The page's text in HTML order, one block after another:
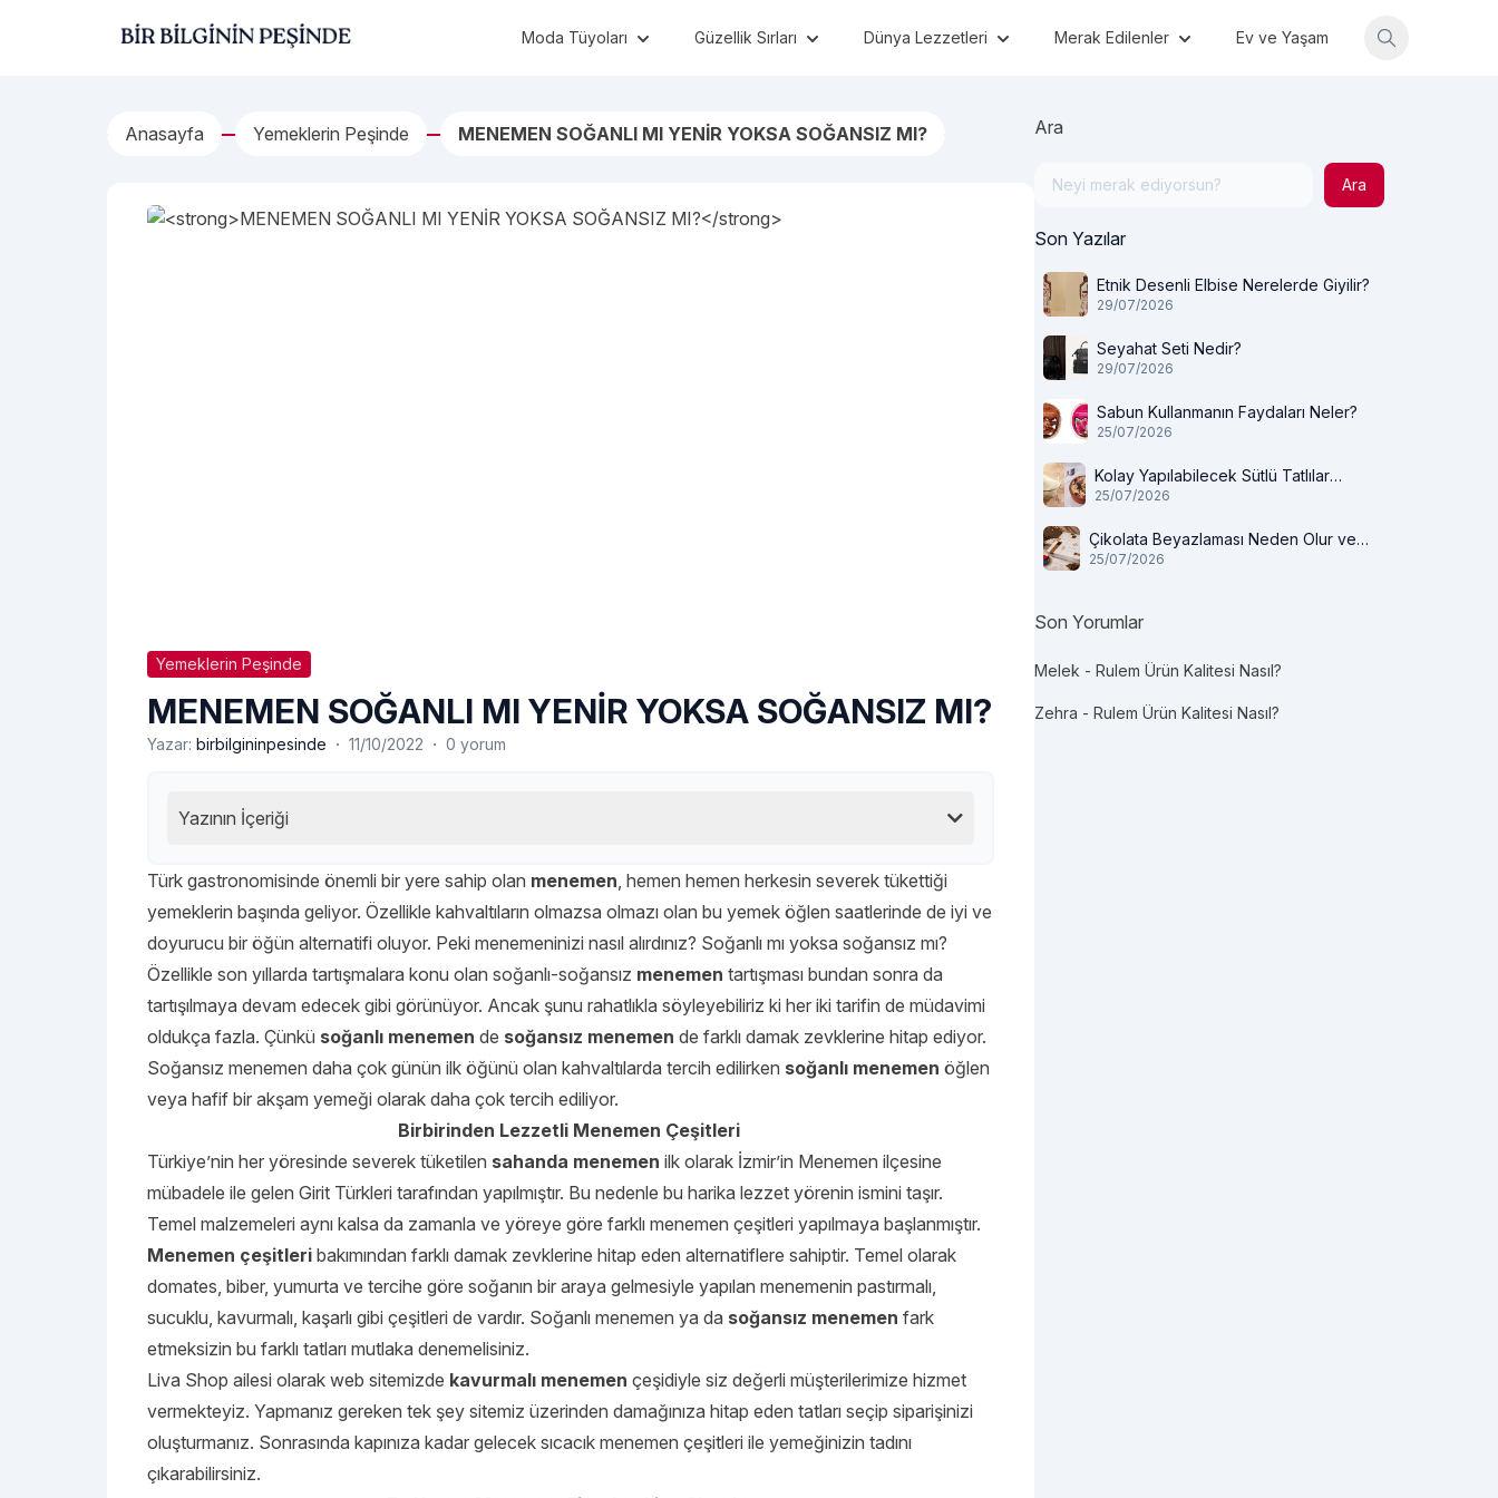
Bir Bilginin Peşinde! Moda Tüyoları Güzellik Sırları Dünya Lezzetleri Merak Edilenler Ev ve Yaşam
Anasayfa Yemeklerin Peşinde MENEMEN SOĞANLI MI YENİR YOKSA SOĞANSIZ MI?
Yemeklerin Peşinde
MENEMEN SOĞANLI MI YENİR YOKSA SOĞANSIZ MI?
Yazar: birbilgininpesinde · 11/10/2022 · 0 yorum
Yazının İçeriği
Türk gastronomisinde önemli bir yere sahip olan menemen, hemen hemen herkesin severek tükettiği
yemeklerin başında geliyor. Özellikle kahvaltıların olmazsa olmazı olan bu yemek öğlen saatlerinde de iyi ve
doyurucu bir öğün alternatifi oluyor. Peki menemeninizi nasıl alırdınız? Soğanlı mı yoksa soğansız mı?
Özellikle son yıllarda tartışmalara konu olan soğanlı-soğansız menemen tartışması bundan sonra da
tartışılmaya devam edecek gibi görünüyor. Ancak şunu rahatlıkla söyleyebiliriz ki her iki tarifin de müdavimi
oldukça fazla. Çünkü soğanlı menemen de soğansız menemen de farklı damak zevklerine hitap ediyor.
Soğansız menemen daha çok günün ilk öğünü olan kahvaltılarda tercih edilirken soğanlı menemen öğlen
veya hafif bir akşam yemeği olarak daha çok tercih ediliyor.
Birbirinden Lezzetli Menemen Çeşitleri
Türkiye’nin her yöresinde severek tüketilen sahanda menemen ilk olarak İzmir’in Menemen ilçesine
mübadele ile gelen Girit Türkleri tarafından yapılmıştır. Bu nedenle bu harika lezzet yörenin ismini taşır.
Temel malzemeleri aynı kalsa da zamanla ve yöreye göre farklı menemen çeşitleri yapılmaya başlanmıştır.
Menemen çeşitleri bakımından farklı damak zevklerine hitap eden alternatiflere sahiptir. Temel olarak
domates, biber, yumurta ve tercihe göre soğanın bir araya gelmesiyle yapılan menemenin pastırmalı,
sucuklu, kavurmalı, kaşarlı gibi çeşitleri de vardır. Soğanlı menemen ya da soğansız menemen fark
etmeksizin bu farklı tatları mutlaka denemelisiniz.
Liva Shop ailesi olarak web sitemizde kavurmalı menemen çeşidiyle siz değerli müşterilerimize hizmet
vermekteyiz. Yapmanız gereken tek şey sitemiz üzerinden damağınıza hitap eden tatları seçip siparişinizi
oluşturmanız. Sonrasında kapınıza kadar gelecek sıcacık menemen çeşitleri ile yemeğinizin tadını
çıkarabilirsiniz.
Ara
Ara
Son Yazılar
Etnik Desenli Elbise Nerelerde Giyilir?
29/07/2026
Seyahat Seti Nedir?
29/07/2026
Sabun Kullanmanın Faydaları Neler?
25/07/2026
Kolay Yapılabilecek Sütlü Tatlılar
Nelerdir?
25/07/2026
Çikolata Beyazlaması Neden Olur ve
Tüketilir mi?
25/07/2026
Son Yorumlar
Melek - Rulem Ürün Kalitesi Nasıl?
Zehra - Rulem Ürün Kalitesi Nasıl?